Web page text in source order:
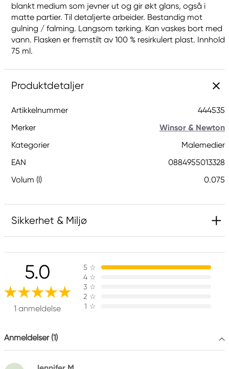
blankt medium som jevner ut og gir økt glans, også i
matte partier. Til detaljerte arbeider. Bestandig mot
gulning / falming. Langsom tørking. Kan vaskes bort med
vann. Flasken er fremstilt av 100 % resirkulert plast. Innhold
75 ml.
Produktdetaljer
Artikkelnummer
444535
Merker
Winsor & Newton
Kategorier
Malemedier
EAN
0884955013328
Volum (l)
0.075
Sikkerhet & Miljø
Ansvarlig EU
Winsor & Newton
Colart Sweden AB
Östra Långgatan 87
61930 Trosa, Sweden
5.0
1 anmeldelse
5 ☆
4 ☆
3 ☆
2 ☆
1 ☆
Anmeldelser (1)